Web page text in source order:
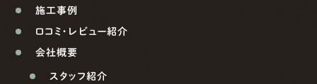
施工事例
口コミ・レビュー紹介
会社概要
スタッフ紹介